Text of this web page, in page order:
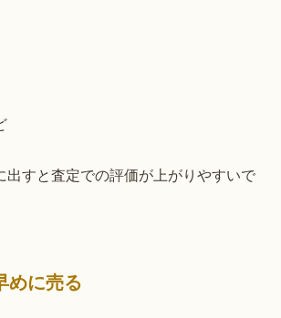
出すと査定での評価が上がりやすいで
めに売る